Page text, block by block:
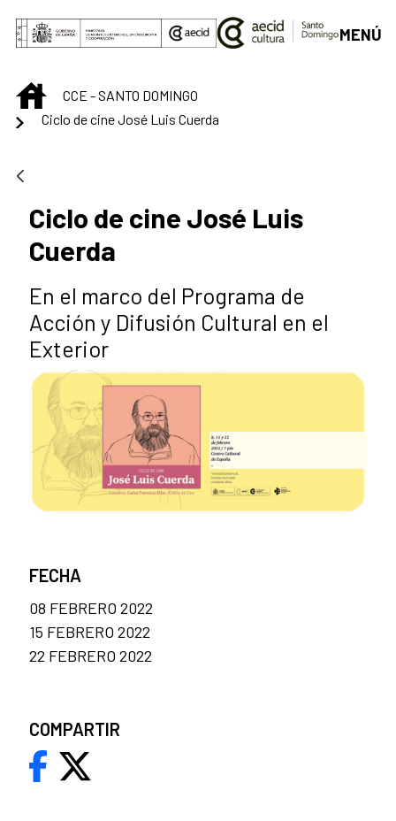
Saltar al contenido principal
MENÚ
INICIOCCE - SANTO DOMINGO
Ciclo de cine José Luis Cuerda
Ciclo de cine José Luis
Cuerda
En el marco del Programa de
Acción y Difusión Cultural en el
Exterior
FECHA
08 FEBRERO 2022
15 FEBRERO 2022
22 FEBRERO 2022
COMPARTIR